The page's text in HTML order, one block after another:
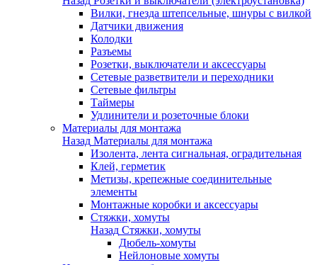
Вилки, гнезда штепсельные, шнуры с вилкой
Датчики движения
Колодки
Разъемы
Розетки, выключатели и аксессуары
Сетевые разветвители и переходники
Сетевые фильтры
Таймеры
Удлинители и розеточные блоки
Материалы для монтажа
Назад Материалы для монтажа
Изолента, лента сигнальная, оградительная
Клей, герметик
Метизы, крепежные соединительные
элементы
Монтажные коробки и аксессуары
Стяжки, хомуты
Назад Стяжки, хомуты
Дюбель-хомуты
Нейлоновые хомуты